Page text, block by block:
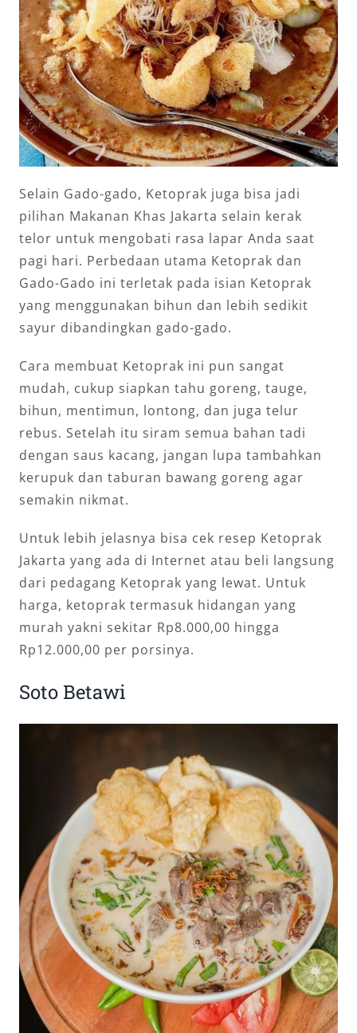
Selain Gado-gado, Ketoprak juga bisa jadi
pilihan Makanan Khas Jakarta selain kerak
telor untuk mengobati rasa lapar Anda saat
pagi hari. Perbedaan utama Ketoprak dan
Gado-Gado ini terletak pada isian Ketoprak
yang menggunakan bihun dan lebih sedikit
sayur dibandingkan gado-gado.
Cara membuat Ketoprak ini pun sangat
mudah, cukup siapkan tahu goreng, tauge,
bihun, mentimun, lontong, dan juga telur
rebus. Setelah itu siram semua bahan tadi
dengan saus kacang, jangan lupa tambahkan
kerupuk dan taburan bawang goreng agar
semakin nikmat.
Untuk lebih jelasnya bisa cek resep Ketoprak
Jakarta yang ada di Internet atau beli langsung
dari pedagang Ketoprak yang lewat. Untuk
harga, ketoprak termasuk hidangan yang
murah yakni sekitar Rp8.000,00 hingga
Rp12.000,00 per porsinya.
Soto Betawi